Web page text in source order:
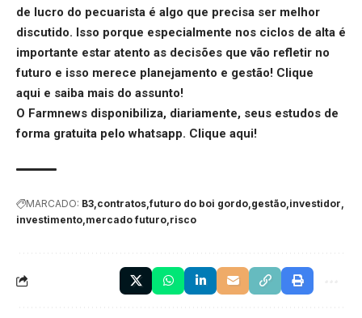
de lucro do pecuarista é algo que precisa ser melhor
discutido. Isso porque especialmente nos ciclos de alta é
importante estar atento as decisões que vão refletir no
futuro e isso merece planejamento e gestão! Clique
aqui e saiba mais do assunto!
O Farmnews disponibiliza, diariamente, seus estudos de
forma gratuita pelo whatsapp. Clique aqui!
MARCADO: B3 contratos futuro do boi gordo gestão investidor
investimento mercado futuro risco